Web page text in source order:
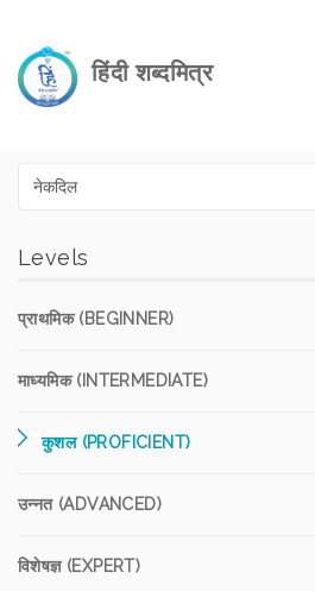
हिंदी शब्दमित्र
Levels
प्राथमिक (BEGINNER)
माध्यमिक (INTERMEDIATE)
कुशल (PROFICIENT)
उन्नत (ADVANCED)
विशेषज्ञ (EXPERT)